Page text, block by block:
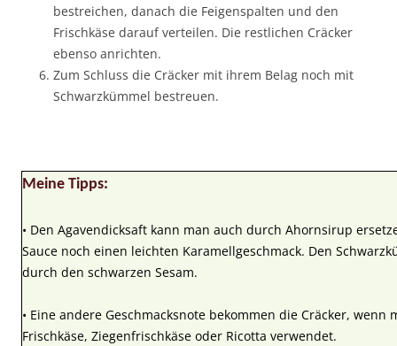
bestreichen, danach die Feigenspalten und den
Frischkäse darauf verteilen. Die restlichen Cräcker
ebenso anrichten.
Zum Schluss die Cräcker mit ihrem Belag noch mit
Schwarzkümmel bestreuen.
Meine Tipps:
• Den Agavendicksaft kann man auch durch Ahornsirup
Sauce noch einen leichten Karamellgeschmack. Den
durch den schwarzen Sesam.
• Eine andere Geschmacksnote bekommen die Cräcker, wenn
Frischkäse, Ziegenfrischkäse oder Ricotta verwendet.